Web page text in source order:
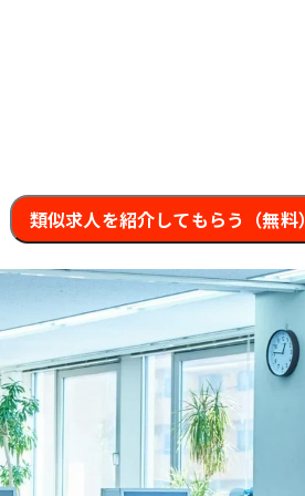
類似求人を紹介してもらう（無料）